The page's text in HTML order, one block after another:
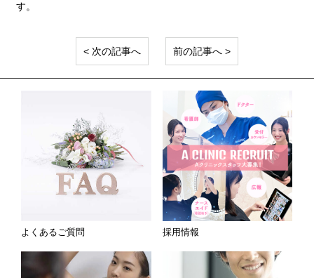
す。
< 次の記事へ 前の記事へ >
よくあるご質問 採用情報